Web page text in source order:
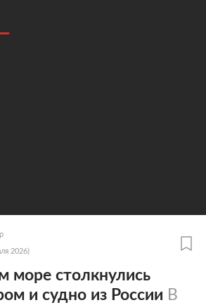
2026)
море столкнулись
и судно из России В